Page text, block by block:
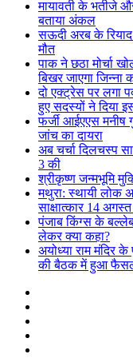
मायावती के भतीजे
बताया अंकल
सऊदी अरब के रियाद
मौत
पाक ने छठा मोर्चा
बिखर जाएगा जिन्ना
दो एक्ट्रेस पर
हुए सदस्यों ने द‍िया
फर्जी आईएएस मनीष
जांच का दायरा
अब चर्चा दिलचस्‍प
3 की
श्रीकृष्ण जन्मभूमि
मथुरा: स्थायी लोक
साक्षात्कार 14
पंजाब किंग्स के
लेकर क्या कहा?
अयोध्या राम मंदिर
की बैठक में हुआ